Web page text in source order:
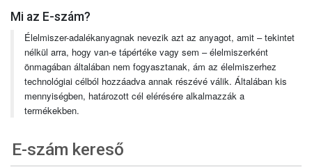
Mi az E-szám?
Élelmiszer-adalékanyagnak nevezik azt az anyagot, amit – tekintet
nélkül arra, hogy van-e tápértéke vagy sem – élelmiszerként
önmagában általában nem fogyasztanak, ám az élelmiszerhez
technológiai célból hozzáadva annak részévé válik. Általában kis
mennyiségben, határozott cél elérésére alkalmazzák a
termékekben.
E-szám kereső